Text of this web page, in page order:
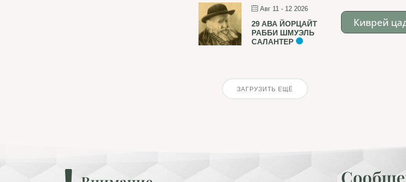
Авг 11 - 12 2026
29 АВА ЙОРЦАЙТ
РАББИ ШМУЭЛЬ
САЛАНТЕР
ЗАГРУЗИТЬ ЕЩЁ
Киврей